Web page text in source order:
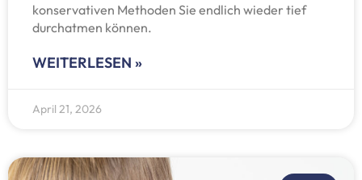
konservativen Methoden Sie endlich wieder tief
durchatmen können.
WEITERLESEN »
April 21, 2026